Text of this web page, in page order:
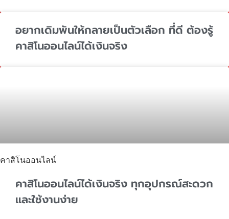
อยากเดิมพันให้กลายเป็นตัวเลือก ที่ดี ต้องรู้
คาสิโนออนไลน์ได้เงินจริง
คาสิโนออนไลน์
คาสิโนออนไลน์ได้เงินจริง ทุกอุปกรณ์สะดวก
และใช้งานง่าย